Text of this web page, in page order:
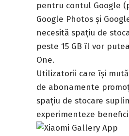
pentru contul Google
Google Photos și
necesită spațiu de
peste 15 GB îl vor
One.
Utilizatorii care își
de abonamente
spațiu de stocare
experimenteze